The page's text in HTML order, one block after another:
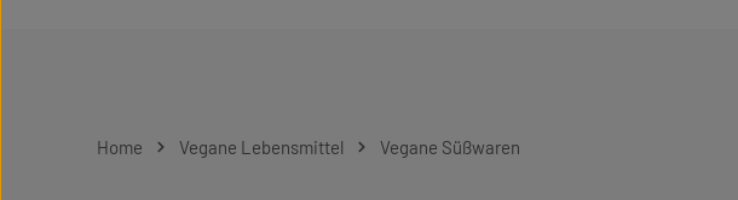
Home Vegane Lebensmittel Vegane Süßwaren